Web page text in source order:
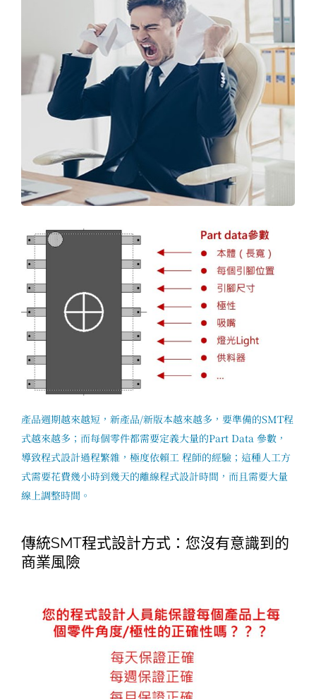
產品週期越來越短，新產品/新版本越來越多，要準備的SMT程
式越來越多；而每個零件都需要定義大量的Part Data 參數，
導致程式設計過程繁雜，極度依賴工 程師的經驗；這種人工方
式需要花費幾小時到幾天的離線程式設計時間，而且需要大量
線上調整時間。
傳統SMT程式設計方式：您沒有意識到的
商業風險